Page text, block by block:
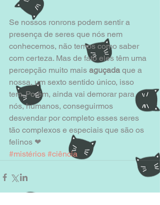
Se nossos ronrons podem sentir a
presença de seres que nós nem
conhecemos, não temos como saber
com certeza. Mas de fato eles têm uma
percepção muito mais aguçada que a
nossa, um sexto sentido único, isso
tem. Porém, ainda vai demorar para
nós, humanos, conseguirmos
desvendar por completo esses seres
tão complexos e especiais que são os
felinos ❤
#mistérios #ciência